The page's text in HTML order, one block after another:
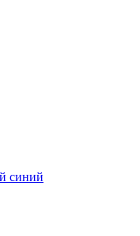
синий